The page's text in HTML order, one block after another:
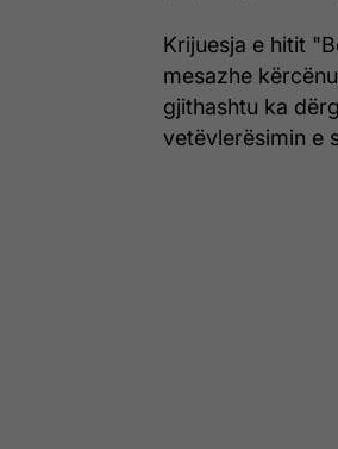
Krijuesja e hitit
mesazhe
gjithashtu ka
vetëvlerësimin e